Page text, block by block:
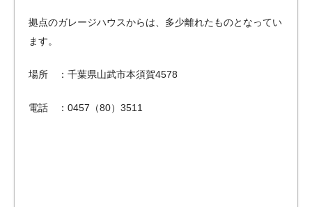
拠点のガレージハウスからは、多少離れたものとなってい
ます。
場所 ：千葉県山武市本須賀4578
電話 ：0457（80）3511